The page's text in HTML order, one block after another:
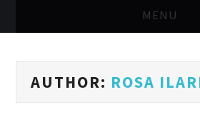
MENU
MASTER MARKETING & RETAIL
AUTHOR: ROSA